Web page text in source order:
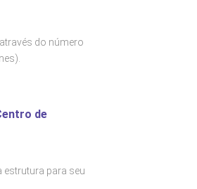
do número
de
para seu